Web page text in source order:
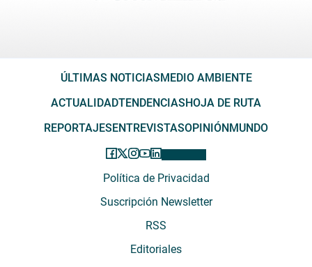
ÚLTIMAS NOTICIAS MEDIO AMBIENTE
ACTUALIDADTENDENCIAS HOJA DE RUTA
REPORTAJES ENTREVISTASOPINIÓN MUNDO
Política de Privacidad
Suscripción Newsletter
RSS
Editoriales